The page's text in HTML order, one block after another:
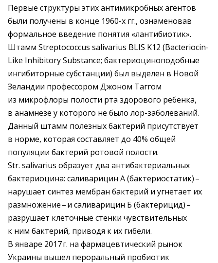
Первые структуры этих антимикробных агентов
были ­получены в конце 1960-х гг., ознаменовав
формальное введение понятия «лантибиотик».
Штамм Streptococcus salivarius BLIS K12 (Bacteriocin-
Like Inhibitory Substance; бактерио­циноподобные
ингибиторные субстанции) был выделен в Новой
Зеландии профессором Джоном Таггом
из микрофлоры полости рта здорового ребенка,
в анамнезе у которого не было лор-заболеваний.
Данный штамм полезных бактерий присутствует
в норме, которая составляет до 40% общей
популяции бактерий ротовой полости.
Str. salivarius образует два антибактериальных
бактериоцина: саливарицин А (бактериостатик) – ​
нарушает синтез мембран бактерий и угнетает их
размножение – ​и саливарицин Б (бактерицид) – ​
разрушает клеточные стенки чувствительных
к ним бактерий, приводя к их гибели.
В январе 2017 г. на фармацевтический рынок
Украины вышел пероральный пробиотик